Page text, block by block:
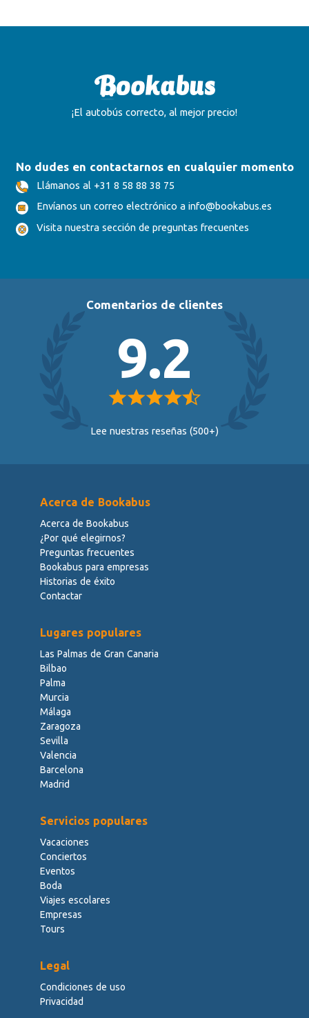
¡El autobús correcto, al mejor precio!
No dudes en contactarnos en cualquier momento
Llámanos al +31 8 58 88 38 75
Envíanos un correo electrónico a info@bookabus.es
Visita nuestra sección de preguntas frecuentes
Comentarios de clientes
9.2
Lee nuestras reseñas (500+)
Acerca de Bookabus
Acerca de Bookabus
¿Por qué elegirnos?
Preguntas frecuentes
Bookabus para empresas
Historias de éxito
Contactar
Lugares populares
Las Palmas de Gran Canaria
Bilbao
Palma
Murcia
Málaga
Zaragoza
Sevilla
Valencia
Barcelona
Madrid
Servicios populares
Vacaciones
Conciertos
Eventos
Boda
Viajes escolares
Empresas
Tours
Legal
Condiciones de uso
Privacidad